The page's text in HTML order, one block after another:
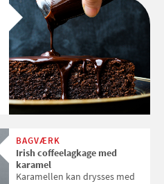
BAGVÆRK
Irish coffeelagkage med
karamel
Karamellen kan drysses med